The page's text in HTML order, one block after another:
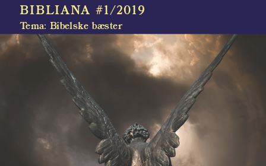
BIBLIANA #1/2019
Tema: Bibelske bæster